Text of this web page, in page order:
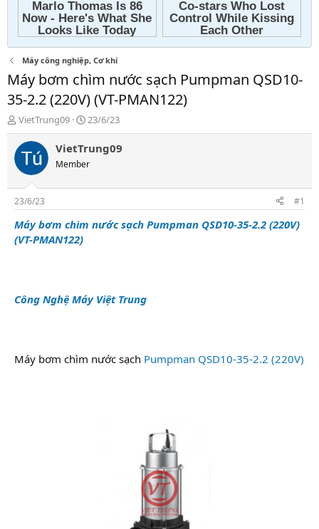
Máy công nghiệp, Cơ khí
Máy bơm chìm nước sạch Pumpman QSD10-
35-2.2 (220V) (VT-PMAN122)
T
h
r
e
a
s
t
a
r
t
VietTrung09
N
g
à
g
23/6/23
VietTrung09
Member
23/6/23 #1
Máy bơm chìm nước sạch Pumpman QSD10-35-2.2 (220V)
(VT-PMAN122)
Công Nghệ Máy Việt Trung
Máy bơm chìm nước sạch Pumpman QSD10-35-2.2 (220V)